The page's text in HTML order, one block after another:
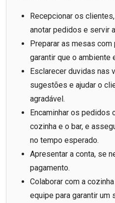
Recepcionar os
anotar pedidos e servir
Preparar as mesas
garantir que o ambiente
Esclarecer duvidas nas
sugestões e ajudar o
agradável.
Encaminhar os pedidos
cozinha e o bar, e
no tempo esperado.
Apresentar a conta, se
pagamento.
Colaborar com a
equipe para garantir um